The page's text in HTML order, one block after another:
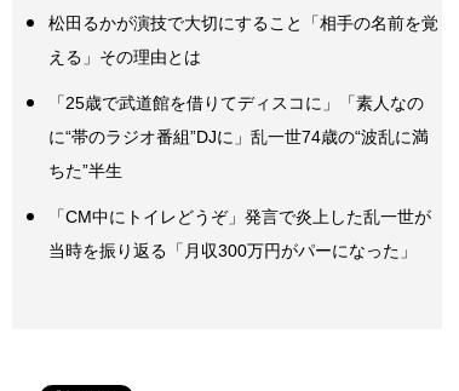
松田るかが演技で大切にすること「相手の名前を覚
える」その理由とは
「25歳で武道館を借りてディスコに」「素人なの
に“帯のラジオ番組”DJに」乱一世74歳の“波乱に満
ちた”半生
「CM中にトイレどうぞ」発言で炎上した乱一世が
当時を振り返る「月収300万円がパーになった」